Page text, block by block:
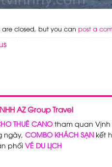
are closed, but you can post a
AZ Group Travel
THUÊ CANO tham quan Vịnh
ngày, COMBO KHÁCH SẠN kết
phối VÉ DU LỊCH